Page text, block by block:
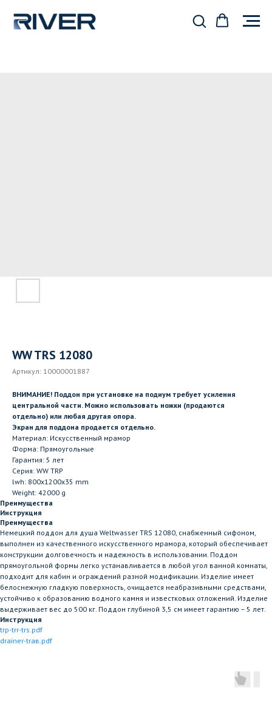
WW TRS 12080
Артикул: 10000001887
ВНИМАНИЕ! Поддон при установке на подиум требует усиления
центральной части. Можно использовать ножки (продаются
отдельно) или любая другая опора.
Экран для поддона продается отдельно.
Материал: Искусственный мрамор
Форма: Прямоугольные
Гарантия: 5 лет
Серия: WW TRP
lwh: 800x1200x35 mm
Weight: 42000 g
Преимущества
Инструкция
Преимущества
Немецкий поддон для душа Weltwasser TRS 12080, снабженный сифоном,
выполнен из качественного искусственного мрамора, который обеспечивает
конструкции долговечность и надежность в использовании. Поддон
прямоугольной формы легко устанавливается в любой угол ванной комнаты,
подходит для кабин и ограждений разной модификации. Изделие имеет
белоснежную гладкую поверхность, очищается неабразивными средствами,
устойчиво к образованию водного камня и известковых отложений. Изделие
выдерживает вес до 500 кг. Поддон глубиной 3,5 см имеет гарантию – 5 лет.
Инструкция
trp-trr-trs.pdf
drainer-traв.pdf